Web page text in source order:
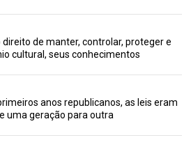
de manter, controlar, proteger e
cultural, seus conhecimentos
anos republicanos, as leis eram
uma geração para outra